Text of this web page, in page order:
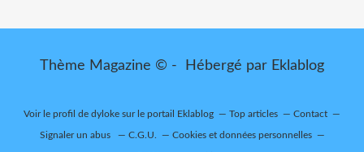
Thème Magazine © - Hébergé par Eklablog
Voir le profil de dyloke sur le portail Eklablog Top articles Contact
Signaler un abus C.G.U. Cookies et données personnelles